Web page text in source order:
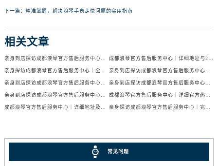
下一篇： 精准掌握，解决浪琴手表走快问题的实用指南
相关文章
常见问题